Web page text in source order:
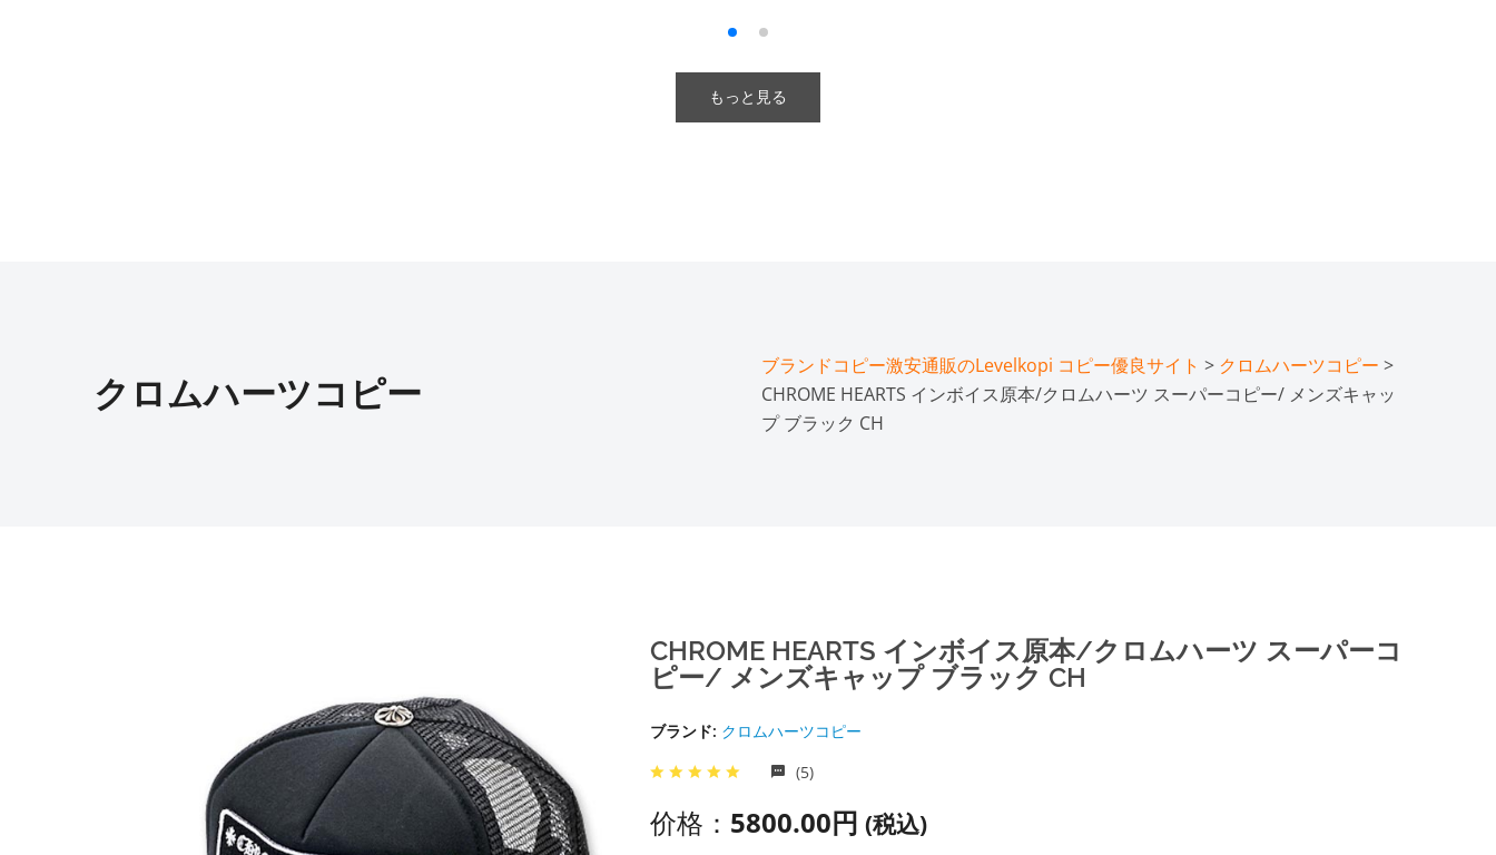
もっと見る
クロムハーツコピー
ブランドコピー激安通販のLevelkopi コピー優良サイト > クロムハーツコピー >
CHROME HEARTS インボイス原本/クロムハーツ スーパーコピー/ メンズキャッ
プ ブラック CH
CHROME HEARTS インボイス原本/クロムハーツ スーパーコ
ピー/ メンズキャップ ブラック CH
ブランド: クロムハーツコピー
(5)
价格： 5800.00円 (税込)